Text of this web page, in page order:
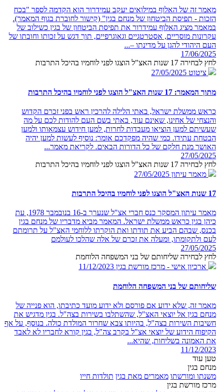
מאמר זה של האלוף במילואים יעקב עמידרור הוא הקדמה לספר "בכח
הזכות - תפיסת הביטחון של מנחם בגין" (קישור לחוברת בגוף המאמר).
במאמר מציג האלוף עמידרור את תפיסת הביטחון של בגין כשילוב של
עקרונות מוסריים, אסטרטגיים וגאוגרפיים, תוך דגש על זכותו וחובתו של
העם היהודי להגן על מדינתו –...
17/06/2025
לחץ לבחירה 17 שנות האצ"ל הוצגו לפני לוחמיו בהיכל התרבות
ציטוט 27/05/2025
מתוך המאמר: 17 שנות האצ"ל הוצגו לפני לוחמיו בהיכל התרבות
כראש ממשלת ישראל, באתי הלילה להרכין ראש בפני זכרם הקדוש
והנצחי של אחינו, שאינם עוד, באתי בשם העם להודות לכם על מה
שעשיתם למען הוציאו מעבדות לחרות, למען חידוש עצמאותו ולמען
הבטחת עתידו. כמי שהיה מפקדכם אומר: נוסיף לעשות למען יהיה
האושר מנת חלקם של כל הדורות הבאים. לקריאת מאמר...
27/05/2025
לחץ לבחירה 17 שנות האצ"ל הוצגו לפני לוחמיו בהיכל התרבות
מאמר עיתון 27/05/2025
17 שנות האצ"ל הוצגו לפני לוחמיו בהיכל התרבות
מאמר עיתון המסקר כנס חברי אצ"ל שנערך ב-16 בנובמבר 1978, עת
כיהן בגין כראש ממשלת ישראל. המאמר מביא מדבריו של מנחם בגין
בכנס, שבהם הביע את תודתו ואת הוקרתו ללוחמי האצ"ל על תרומתם
לעם ולתקומתו, ומעלה את זכרם של אלה שהלכו לעולמם
27/05/2025
לחץ לבחירה שליחותם של בני המשפחה הלוחמת
ארכיון אישי - מרכז מורשת בגין 11/12/2023
שליחותם של בני המשפחה הלוחמת
מאמר זה, שלא ידוע אם פורסם ולא ידוע מועד כתיבתו, הוא פנייה של
מנחם בגין אל יוצאי האצ"ל, שהשתלבו בשירות בצה"ל. בגין מדגיש את
חשיבות השירות בצה"ל, בהיותו צבא שחרור המולדת כולה. בנוסף, על אף
הקיפוח הידוע של יוצאי אצ"ל בקרב צה"ל, בגין קורא לחבריו לא לאבד
את האמונה בשליחות, שהיא...
11/12/2023
טען עוד
מנחם בגין
משנתו ומורשתו מאמרים מאת בגין תולדות חייו
מרכז מורשת בגין